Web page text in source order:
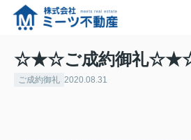
☆★☆ご成約御礼
ご成約御礼 2020.08.31